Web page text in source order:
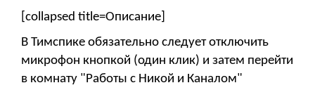
[collapsed title=Описание]
В Тимспике обязательно следует отключить
микрофон кнопкой (один клик) и затем перейти
в комнату "Работы с Никой и Каналом"